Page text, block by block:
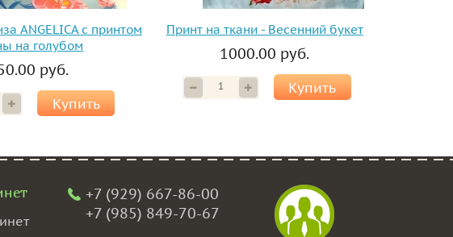
ANGELICA с принтом
на голубом
руб.
Купить
Принт на ткани - Весенний букет
1000.00 руб.
Купить
+7 (929) 667-86-00
+7 (985) 849-70-67